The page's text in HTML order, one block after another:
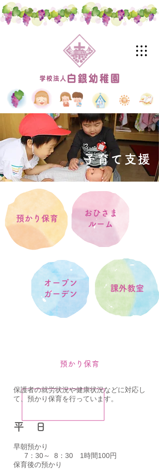
子育て支援
預かり保育
おひさま
ルーム
オープン
ガーデン
課外教室
預かり保育
保護者の就労状況や健康状況などに対応し
て、預かり保育を行っています。
平 日
早朝預かり
7：30～ 8：30 1時間100円
保育後の預かり